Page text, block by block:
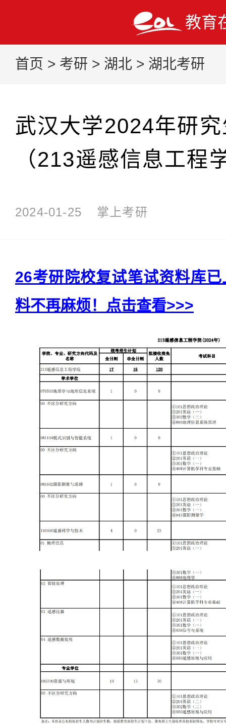
教育
首页 > 考研 > 湖北 > 湖北考研
武汉大学2024年研
（213遥感信息工程
2024-01-25 掌上考研
26考研院校复试笔试资料库
料不再麻烦！点击查看>>>